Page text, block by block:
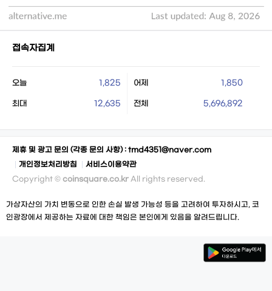
접속자집계
오늘 1,825 어제 1,850
최대 12,635 전체 5,696,892
제휴 및 광고 문의 (각종 문의 사항) : tmd4351@naver.com
개인정보처리방침
서비스이용약관
Copyright © coinsquare.co.kr All rights reserved.
가상자산의 가치 변동으로 인한 손실 발생 가능성 등을 고려하여 투자하시고, 코
인광장에서 제공하는 자료에 대한 책임은 본인에게 있음을 알려드립니다.